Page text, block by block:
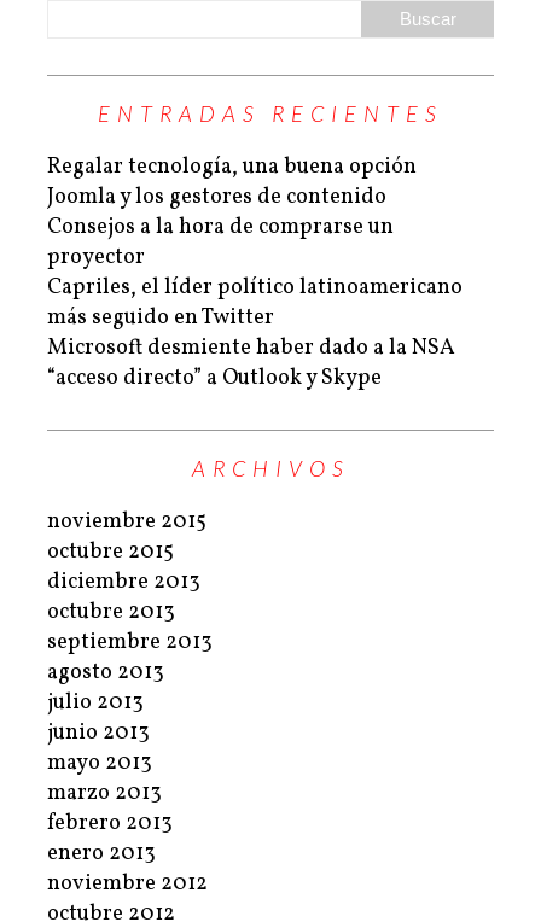
ENTRADAS RECIENTES
Regalar tecnología, una buena opción
Joomla y los gestores de contenido
Consejos a la hora de comprarse un
proyector
Capriles, el líder político latinoamericano
más seguido en Twitter
Microsoft desmiente haber dado a la NSA
“acceso directo” a Outlook y Skype
ARCHIVOS
noviembre 2015
octubre 2015
diciembre 2013
octubre 2013
septiembre 2013
agosto 2013
julio 2013
junio 2013
mayo 2013
marzo 2013
febrero 2013
enero 2013
noviembre 2012
octubre 2012